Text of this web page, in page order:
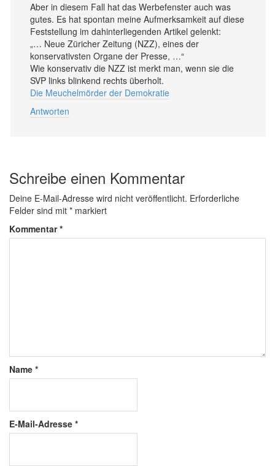
Aber in diesem Fall hat das Werbefenster auch was
gutes. Es hat spontan meine Aufmerksamkeit auf diese
Feststellung im dahinterliegenden Artikel gelenkt:
„… Neue Züricher Zeitung (NZZ), eines der
konservativsten Organe der Presse, …“
Wie konservativ die NZZ ist merkt man, wenn sie die
SVP links blinkend rechts überholt.
Die Meuchelmörder der Demokratie
Antworten
Schreibe einen Kommentar
Deine E-Mail-Adresse wird nicht veröffentlicht. Erforderliche
Felder sind mit * markiert
Kommentar*
Name *
E-Mail-Adresse *